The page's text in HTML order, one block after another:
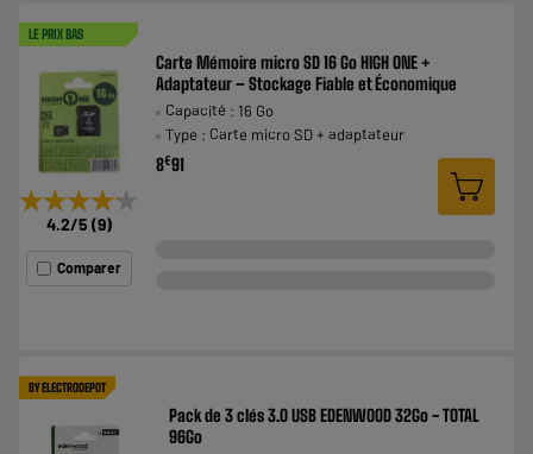
LE PRIX BAS
★★★★★
★★★★★
4.2/5 (9)
Comparer
Carte Mémoire micro SD 16 Go HIGH ONE +
Adaptateur – Stockage Fiable et Économique
Capacité : 16 Go
Type : Carte micro SD + adaptateur
8€91
BY ELECTRODEPOT
Pack de 3 clés 3.0 USB EDENWOOD 32Go - TOTAL
96Go